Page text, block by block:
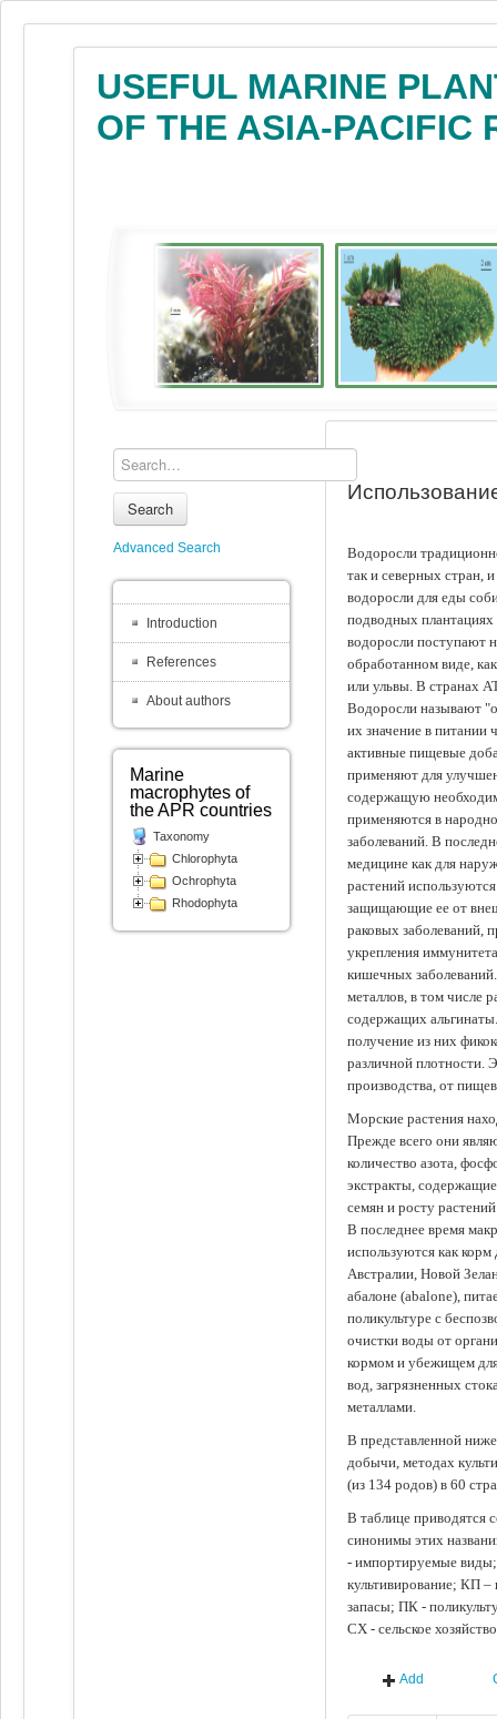
USEFUL MARINE
OF THE ASIA-PACIFIC
Водоросли
так и северных стран,
водоросли для еды
подводных
водоросли поступают
обработанном виде,
или ульвы. В странах
Водоросли называют
их значение в питании
активные пищевые
применяют для
содержащую
применяются в
заболеваний. В
медицине как для
растений
защищающие ее от
раковых заболеваний,
укрепления
кишечных
металлов, в том числе
содержащих
получение из них
различной плотности.
производства, от
Морские растения
Прежде всего они
количество азота,
экстракты,
семян и росту
В последнее время
используются как
Австралии, Новой
абалоне (abalone),
поликультуре с
очистки воды от
кормом и убежищем
вод, загрязненных
металлами.
В представленной
добычи, методах
(из 134 родов) в 60
В таблице приводятся
синонимы этих
- импортируемые
культивирование; КП
запасы; ПК -
СХ - сельское
Add
Search
Advanced Search
Introduction
References
About authors
Marine
macrophytes of
the APR countries
Taxonomy
Chlorophyta
Ochrophyta
Rhodophyta